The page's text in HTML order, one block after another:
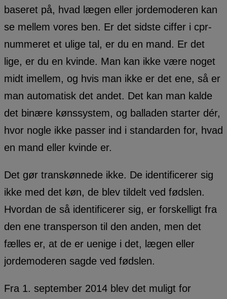
baseret på, hvad lægen eller jordemoderen kan
se mellem vores ben. Er det sidste ciffer i cpr-
nummeret et ulige tal, er du en mand. Er det
lige, er du en kvinde. Man kan ikke være noget
midt imellem, og hvis man ikke er det ene, så er
man automatisk det andet. Det kan man kalde
det binære kønssystem, og balladen starter dér,
hvor nogle ikke passer ind i standarden for, hvad
en mand eller kvinde er.
Det gør transkønnede ikke. De identificerer sig
ikke med det køn, de blev tildelt ved fødslen.
Hvordan de så identificerer sig, er forskelligt fra
den ene transperson til den anden, men det
fælles er, at de er uenige i det, lægen eller
jordemoderen sagde ved fødslen.
Fra 1. september 2014 blev det muligt for